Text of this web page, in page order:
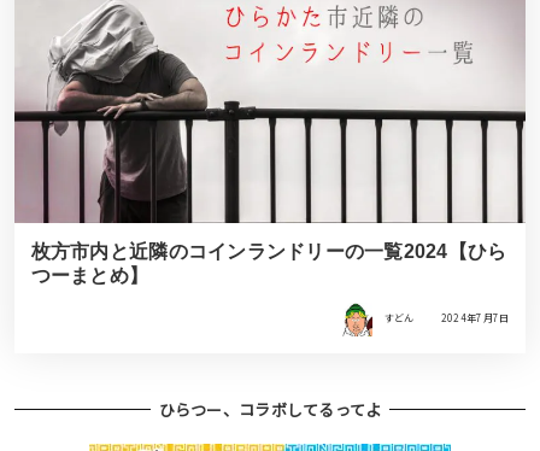
枚方市内と近隣のコインランドリーの一覧2024【ひら
つーまとめ】
すどん 2024年7月7日
ひらつー、コラボしてるってよ